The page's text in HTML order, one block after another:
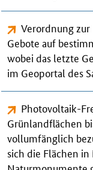
Verordnung
Gebote auf
wobei das letzte
im Geoportal des
Photovoltaik-
Grünlandflächen
vollumfänglich
sich die Flächen